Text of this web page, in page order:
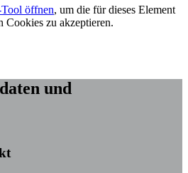
öffnen, um die für dieses Element
Cookies zu akzeptieren.
und